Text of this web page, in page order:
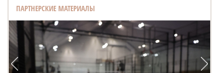
ПАРТНЕРСКИЕ МАТЕРИАЛЫ